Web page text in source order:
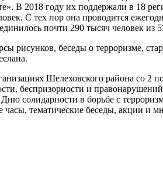
В 2018 году их поддержали в 18
С тех пор она проводится
почти 290 тысяч человек из
рисунков, беседы о терроризме,
Шелеховского района со 2
беспризорности и
солидарности в борьбе с
часы, тематические беседы, акции и